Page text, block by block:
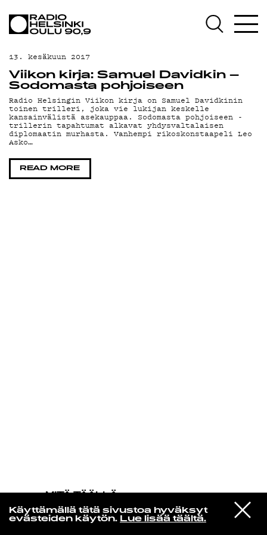
Käyttämällä tätä sivustoa hyväksyt
evästeiden käytön. Lue lisää täältä.
VIESTI
STUDIOON
MITÄ TÄÄLLÄ
Ruusut
God Mode
AJANKOHTAISTA
OHJELMAT
TEKIJÄT
ON-DEMAND
PODCAST
MAINOSTA
YHTEYSTIEDOT
13. kesäkuun 2017
Viikon kirja: Samuel Davidkin –
Sodomasta pohjoiseen
Radio Helsingin Viikon kirja on Samuel Davidkinin
toinen trilleri, joka vie lukijan keskelle
kansainvälistä asekauppaa. Sodomasta pohjoiseen -
trillerin tapahtumat alkavat yhdysvaltalaisen
diplomaatin murhasta. Vanhempi rikoskonstaapeli Leo
Asko…
READ MORE